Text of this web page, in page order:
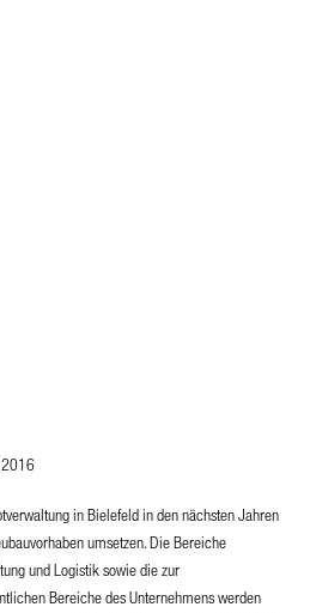
2016
in Bielefeld in den nächsten Jahren
umsetzen. Die Bereiche
und Logistik sowie die zur
Bereiche des Unternehmens werden